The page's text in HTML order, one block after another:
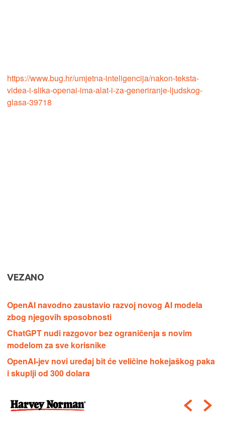
https://www.bug.hr/umjetna-inteligencija/nakon-teksta-
videa-i-slika-openai-ima-alat-i-za-generiranje-ljudskog-
glasa-39718
VEZANO
OpenAI navodno zaustavio razvoj novog AI modela
zbog njegovih sposobnosti
ChatGPT nudi razgovor bez ograničenja s novim
modelom za sve korisnike
OpenAI-jev novi uređaj bit će veličine hokejaškog paka
i skuplji od 300 dolara